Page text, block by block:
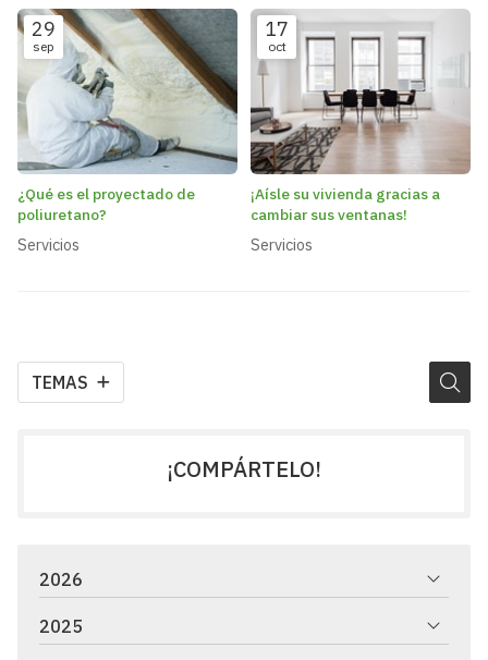
TEMAS
29
sep
¿Qué es el proyectado de
poliuretano?
Servicios
17
oct
¡Aísle su vivienda gracias a
cambiar sus ventanas!
Servicios
¡COMPÁRTELO!
2026
2025